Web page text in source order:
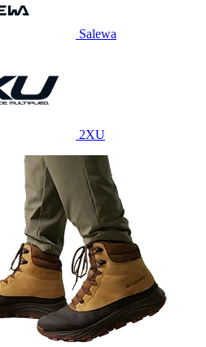
Salewa
2XU